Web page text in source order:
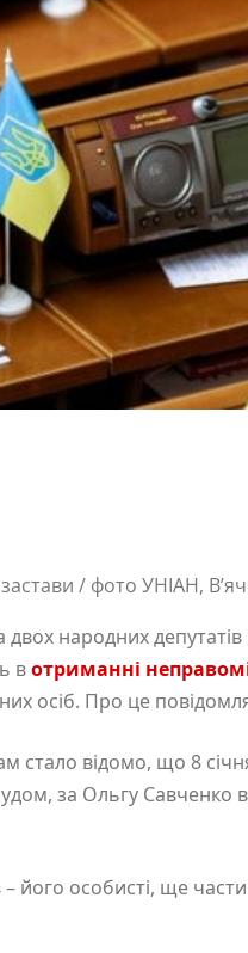
/ фото УНІАН,
народних депутатів
вотриманні
осіб. Про це
стало відомо, що 8
за Ольгу Савченко
його особисті, ще